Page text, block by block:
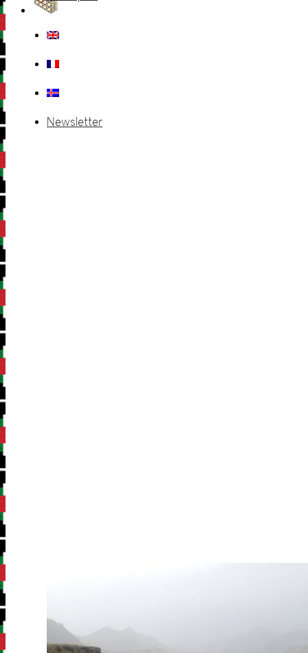
Newsletter